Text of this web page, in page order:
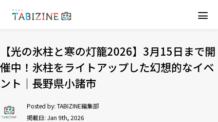
【光の氷柱と寒の灯籠2026】3月15日まで開
催中！氷柱をライトアップした幻想的なイベ
ント｜長野県小諸市
Posted by: TABIZINE編集部
掲載日: Jan 9th, 2026